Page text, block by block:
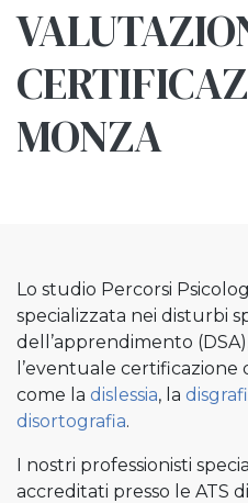
MONZA
Lo studio Percorsi
specializzata nei disturbi
dell’apprendimento
l’eventuale
come la dislessia, la
disortografia.
I nostri professionisti
accreditati presso le ATS